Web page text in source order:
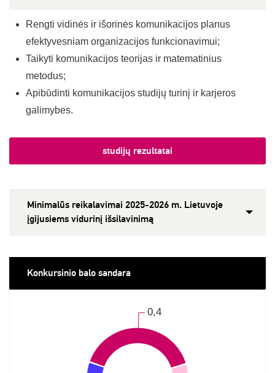
Rengti vidinės ir išorinės komunikacijos planus
efektyvesniam organizacijos funkcionavimui;
Taikyti komunikacijos teorijas ir matematinius
metodus;
Apibūdinti komunikacijos studijų turinį ir karjeros
galimybes.
studijų rezultatai
Minimalūs reikalavimai 2025-2026 m. Lietuvoje
įgijusiems vidurinį išsilavinimą
Konkursinio balo sandara